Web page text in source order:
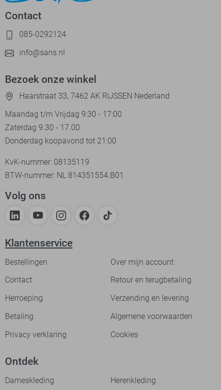
Contact
085-0292124
info@sans.nl
Bezoek onze winkel
Haarstraat 33, 7462 AK RIJSSEN Nederland
Maandag t/m Vrijdag 9:30 - 17:00
Zaterdag 9.30 - 17.00
Donderdag koopavond tot 21:00
KvK-nummer: 08135119
BTW-nummer: NL 814351554.B01
Volg ons
Klantenservice
Bestellingen
Over mijn account
Contact
Retour en terugbetaling
Herroeping
Verzending en levering
Betaling
Algemene voorwaarden
Privacy verklaring
Cookies
Ontdek
Dameskleding
Herenkleding